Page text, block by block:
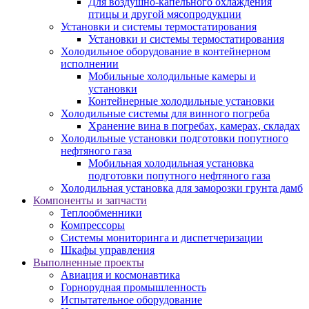
птицы и другой мясопродукции
Установки и системы термостатирования
Установки и системы термостатирования
Холодильное оборудование в контейнерном
исполнении
Мобильные холодильные камеры и
установки
Контейнерные холодильные установки
Холодильные системы для винного погреба
Хранение вина в погребах, камерах, складах
Холодильные установки подготовки попутного
нефтяного газа
Мобильная холодильная установка
подготовки попутного нефтяного газа
Холодильная установка для заморозки грунта дамб
Компоненты и запчасти
Теплообменники
Компрессоры
Системы мониторинга и диспетчеризации
Шкафы управления
Выполненные проекты
Авиация и космонавтика
Горнорудная промышленность
Испытательное оборудование